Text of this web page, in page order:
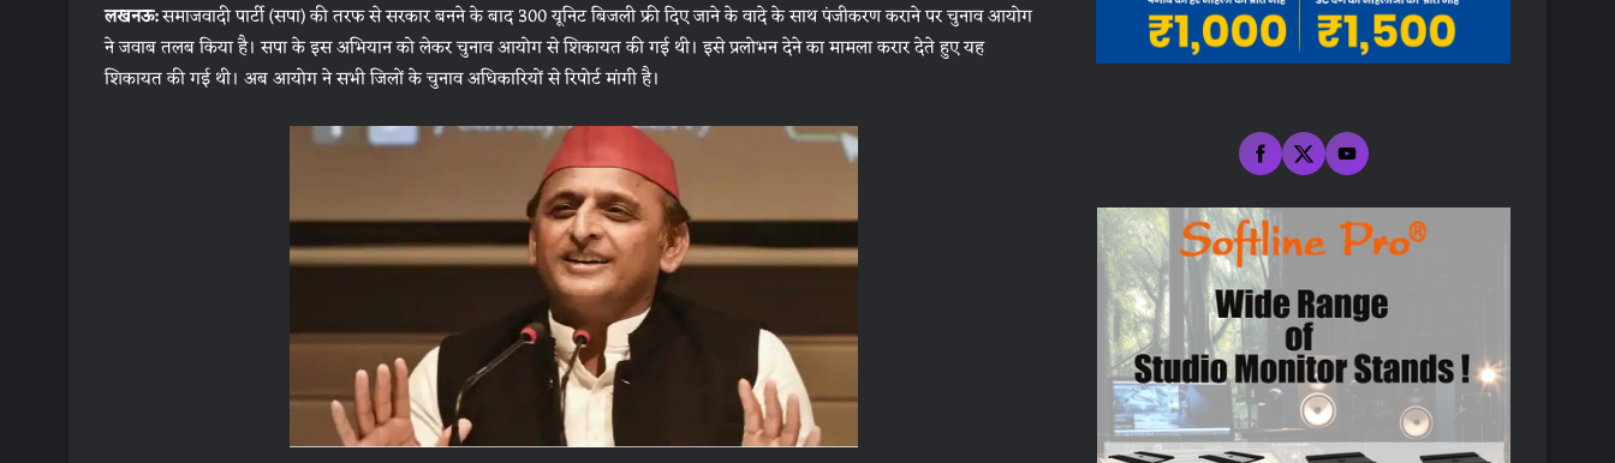
लखनऊ:समाजवादी पार्टी (सपा) की तरफ से सरकार बनने के बाद 300 यूनिट बिजली फ्री दिए जाने के वादे के साथ पंजीकरण कराने पर चुनाव आयोग
ने जवाब तलब किया है। सपा के इस अभियान को लेकर चुनाव आयोग से शिकायत की गई थी। इसे प्रलोभन देने का मामला करार देते हुए यह
शिकायत की गई थी। अब आयोग ने सभी जिलों के चुनाव अधिकारियों से रिपोर्ट मांगी है।